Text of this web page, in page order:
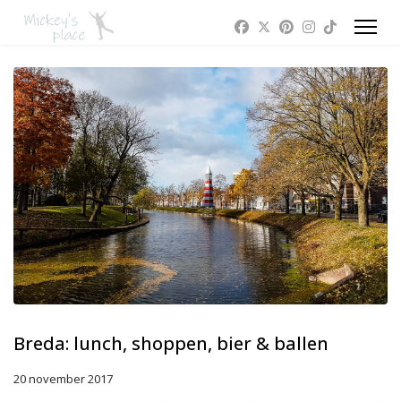
Breda: lunch, shoppen, bier & ballen
20 november 2017